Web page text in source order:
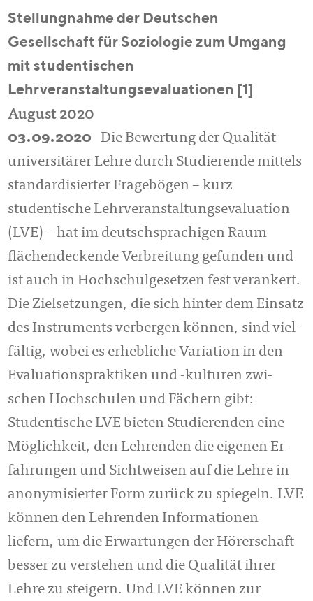
Stellungnahme der Deutschen
Gesellschaft für Soziologie zum Umgang
mit studentischen
Lehrveranstaltungsevaluationen [1]
August 2020
03.09.2020
Die Bewertung der Qualität
universitärer Lehre durch Studierende mittels
stan­dardisierter Fragebögen – kurz
studentische Lehrver­anstal­tungs­eva­lua­tion
(LVE) – hat im deutschsprachigen Raum
flächendeckende Ver­brei­tung ge­funden und
ist auch in Hochschulgesetzen fest verankert.
Die Ziel­set­zun­gen, die sich hinter dem Einsatz
des Instruments verbergen kön­nen, sind viel­
fältig, wobei es erhebliche Variation in den
Evaluationsprak­tiken und -kul­turen zwi­
schen Hochschulen und Fächern gibt:
Studentische LVE bieten Stu­die­ren­den eine
Möglichkeit, den Lehrenden die eigenen Er­
fah­rungen und Sicht­wei­sen auf die Lehre in
anonymisierter Form zurück zu spiegeln. LVE
können den Lehrenden Informationen
liefern, um die Er­war­tungen der Hörerschaft
bes­ser zu verstehen und die Qualität ihrer
Lehre zu steigern. Und LVE können zur